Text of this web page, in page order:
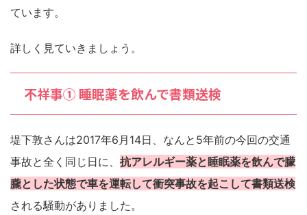
ています。
詳しく見ていきましょう。
不祥事① 睡眠薬を飲んで書類送検
堤下敦さんは2017年6月14日、なんと5年前の今回の交通
事故と全く同じ日に、 抗アレルギー薬と睡眠薬を飲んで朦
朧とした状態で車を運転して衝突事故を起こして書類送検
される騒動がありました。